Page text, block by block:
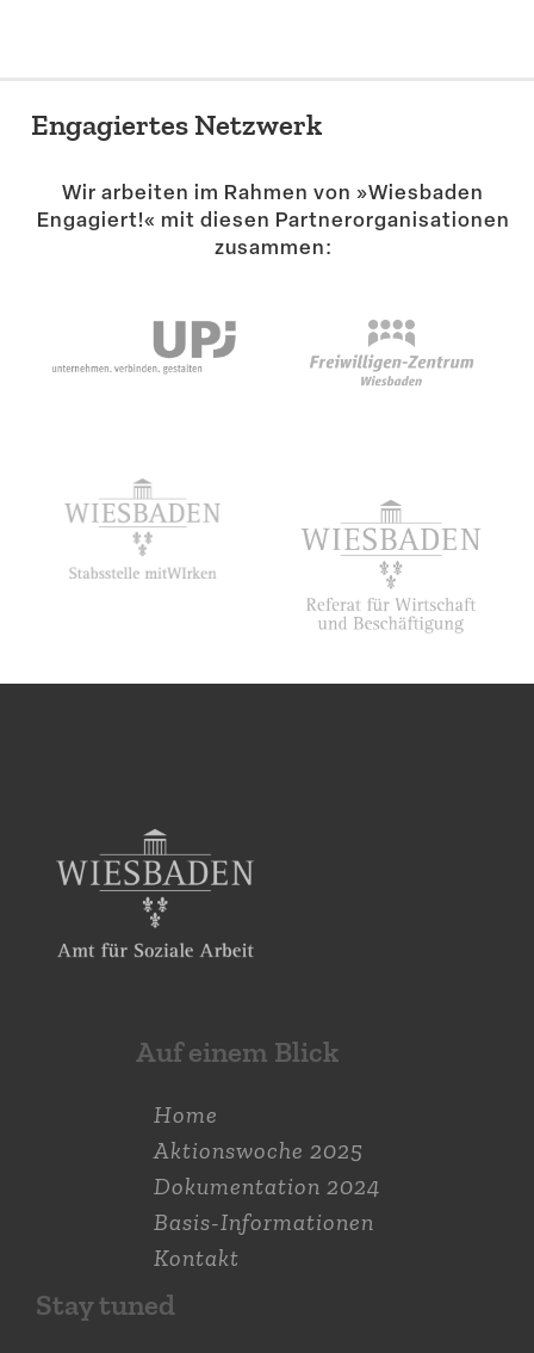
Engagiertes Netzwerk
Wir arbeiten im Rahmen von »Wiesbaden
Engagiert!« mit diesen Partner­or­ga­ni­sa­tionen
zusammen:
Auf einem Blick
Home
Aktions­woche 2025
Dokumen­tation 2024
Basis-Informationen
Kontakt
Stay tuned